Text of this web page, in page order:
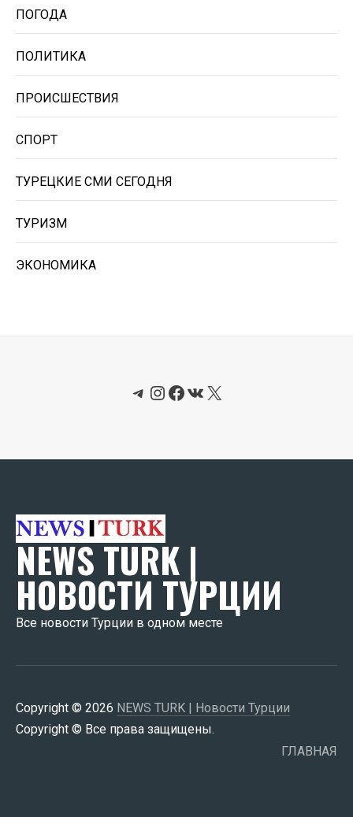
ПОГОДА
ПОЛИТИКА
ПРОИСШЕСТВИЯ
СПОРТ
ТУРЕЦКИЕ СМИ СЕГОДНЯ
ТУРИЗМ
ЭКОНОМИКА
Telegram
Instagram
Facebook
ВКонтакте
X
NEWS TURK |
НОВОСТИ ТУРЦИИ
Все новости Турции в одном месте
Copyright © 2026 NEWS TURK | Новости Турции
Copyright © Все права защищены.
ГЛАВНАЯ